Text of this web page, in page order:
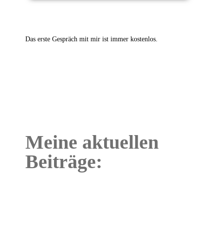
Das erste Gespräch mit mir ist immer kostenlos.
Meine aktuellen
Beiträge: